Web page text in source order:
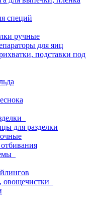
специй
ручные
для яиц
подставки под
для разделки
овощечистки